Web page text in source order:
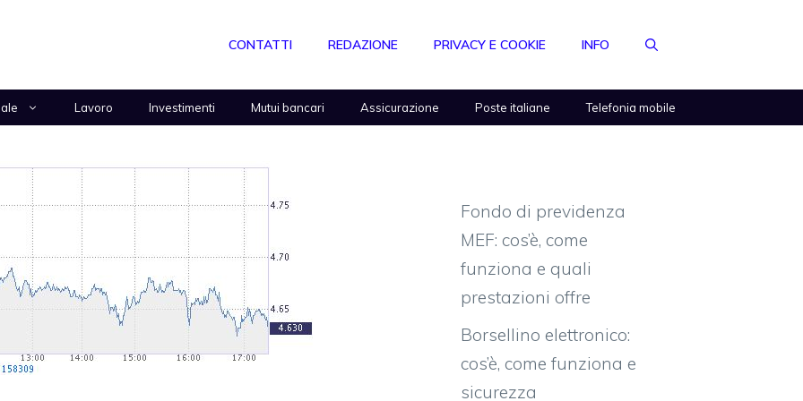
CONTATTI REDAZIONE PRIVACY E COOKIE INFO
Lavoro Investimenti Mutui bancari Assicurazione Poste italiane Telefonia mobile
Fondo di previdenza
MEF: cos’è, come
funziona e quali
prestazioni offre
Borsellino elettronico:
cos’è, come funziona e
sicurezza